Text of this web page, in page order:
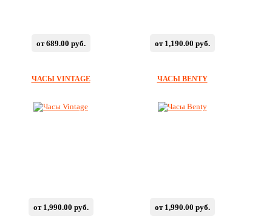
от 689.00 руб. от 1,190.00 руб.
ЧАСЫ VINTAGE
от 1,990.00 руб.
ЧАСЫ BENTY
от 1,990.00 руб.